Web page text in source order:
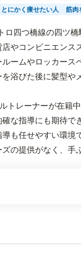
とにかく痩せたい人 筋肉
ロ四つ橋線の四ツ
やコンビニエンス
ームやロッカー
浴びた後に髪型
トレーナーが在籍
な指導にも期待
も任せやすい環境
の提供がなく、手